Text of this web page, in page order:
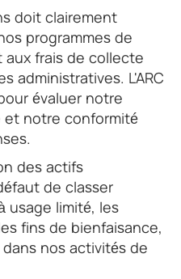
doit clairement
programmes de
aux frais de collecte
administratives. L'ARC
évaluer notre
notre conformité
des actifs
de classer
usage limité, les
fins de bienfaisance,
nos activités de